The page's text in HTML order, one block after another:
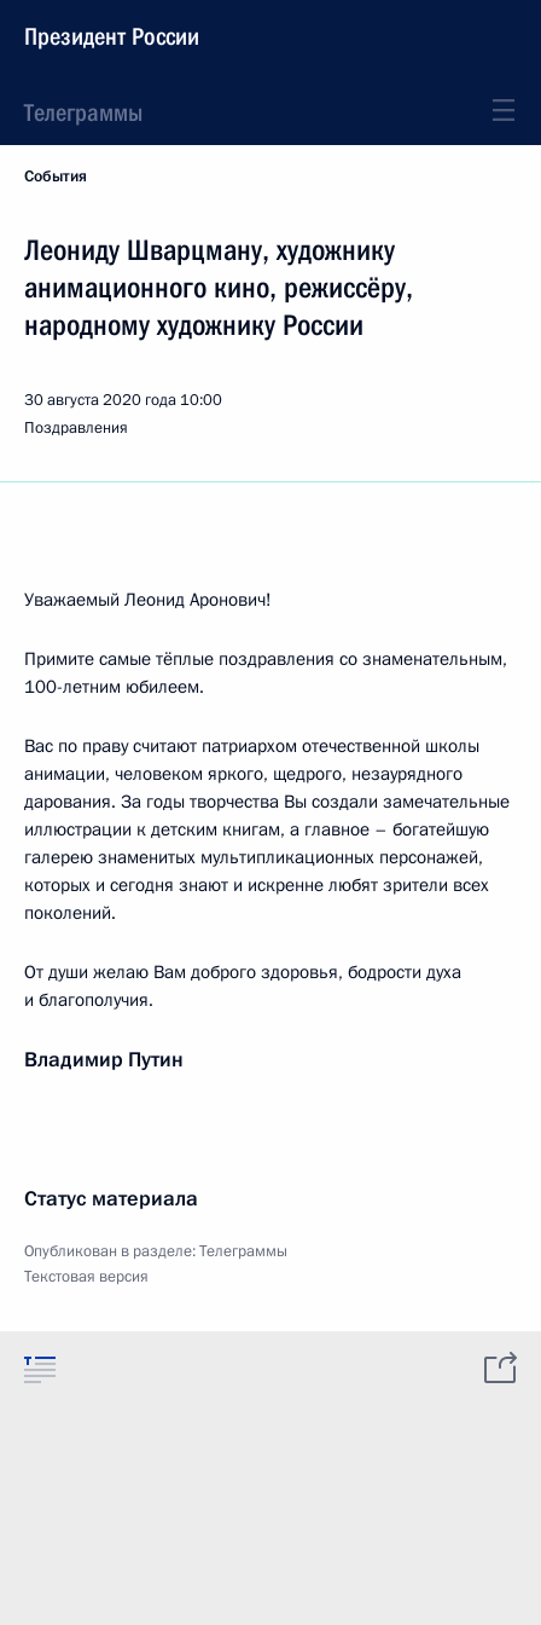
Президент России
Телеграммы
События
Леониду Шварцману, художнику
анимационного кино, режиссёру,
народному художнику России
30 августа 2020 года 10:00
Поздравления
Уважаемый Леонид Аронович!
Примите самые тёплые поздравления со знаменательным,
100-летним юбилеем.
Вас по праву считают патриархом отечественной школы
анимации, человеком яркого, щедрого, незаурядного
дарования. За годы творчества Вы создали замечательные
иллюстрации к детским книгам, а главное – богатейшую
галерею знаменитых мультипликационных персонажей,
которых и сегодня знают и искренне любят зрители всех
поколений.
От души желаю Вам доброго здоровья, бодрости духа
и благополучия.
Владимир Путин
Статус материала
Опубликован в разделе:Телеграммы
Текстовая версия